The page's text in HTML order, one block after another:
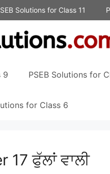
Solutions for Class 11
9 PSEB Solutions for
for Class 6
ਫੁੱਲਾਂ ਵਾਲੀ